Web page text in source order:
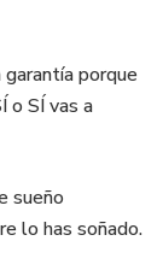
porque
o SÍ vas a
sueño
lo has soñado.